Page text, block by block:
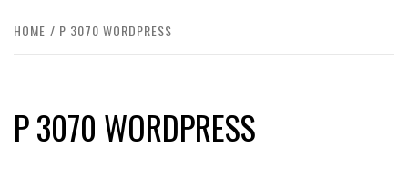
HOME P 3070 WORDPRESS
P 3070 WORDPRESS